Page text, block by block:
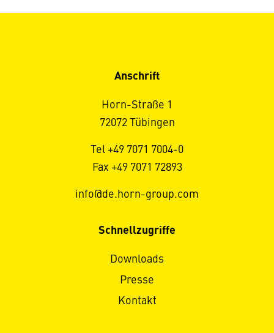
Anschrift
Horn-Straße 1
72072 Tübingen
Tel +49 7071 7004-0
Fax +49 7071 72893
info@de.horn-group.com
Schnellzugriffe
Downloads
Presse
Kontakt